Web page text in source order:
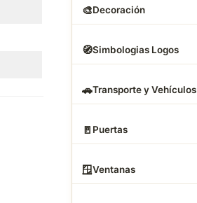
🎨Decoración
🧭Simbologias Logos
🚗Transporte y Vehículos
🚪 Puertas
🪟Ventanas